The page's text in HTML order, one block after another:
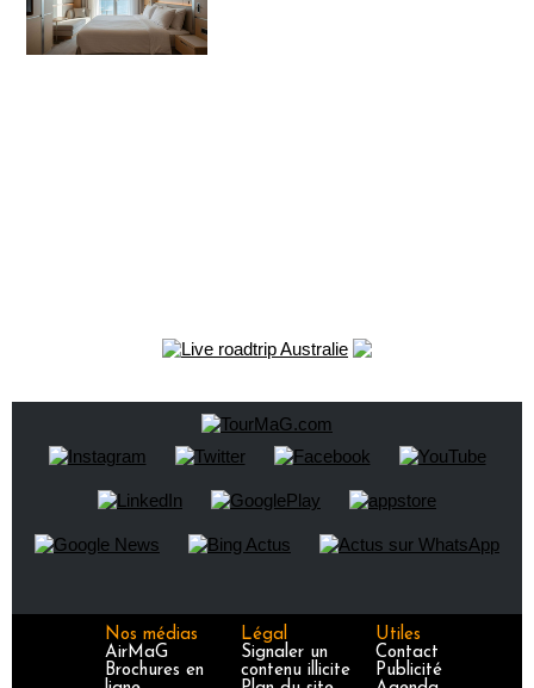
Nos médias
AirMaG
Brochures en
Légal
Signaler un
contenu illicite
Utiles
Contact
Publicité